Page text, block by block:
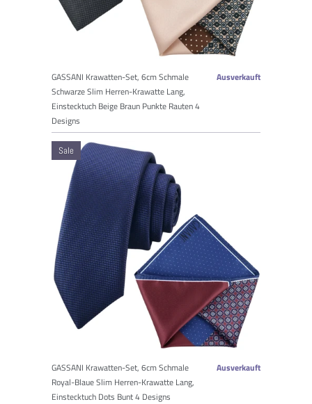
GASSANI Krawatten-Set, 6cm Schmale
Schwarze Slim Herren-Krawatte Lang,
Einstecktuch Beige Braun Punkte Rauten 4
Designs
Ausverkauft
GASSANI Krawatten-Set, 6cm Schmale
Royal-Blaue Slim Herren-Krawatte Lang,
Einstecktuch Dots Bunt 4 Designs
Ausverkauft
Sale